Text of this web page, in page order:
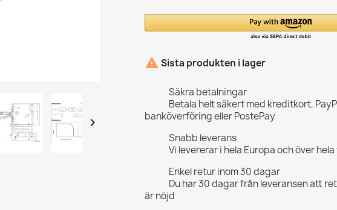

 Sista produkten i lager
Säkra betalningar
Betala helt säkert med kreditkort,
banköverföring eller PostePay
Snabb leverans
Vi levererar i hela Europa och över hela
Enkel retur inom 30 dagar
Du har 30 dagar från leveransen att
är nöjd